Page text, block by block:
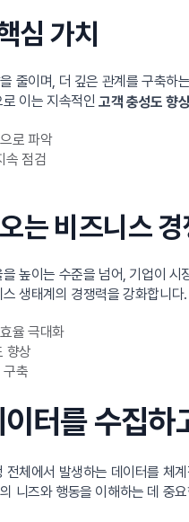
심 가치
줄이며, 더 깊은 관계를 구축
이는 지속적인 고객 충성도 향
로 파악
속 점검
는 비즈니스 경
높이는 수준을 넘어, 기업이
생태계의 경쟁력을 강화합니다.
율 극대화
향상
구축
터를 수집하
체에서 발생하는 데이터를
니즈와 행동을 이해하는 데 중